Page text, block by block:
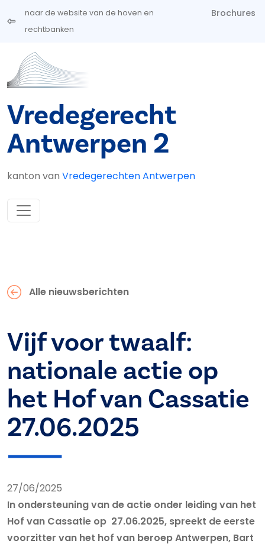
Overslaan en naar de inhoud gaan
naar de website van de hoven en
rechtbanken
Brochures
Vredegerecht
Antwerpen 2
kanton van Vredegerechten Antwerpen
Alle nieuwsberichten
Vijf voor twaalf:
nationale actie op
het Hof van Cassatie
27.06.2025
27/06/2025
In ondersteuning van de actie onder leiding van het
Hof van Cassatie op 27.06.2025, spreekt de eerste
voorzitter van het hof van beroep Antwerpen, Bart